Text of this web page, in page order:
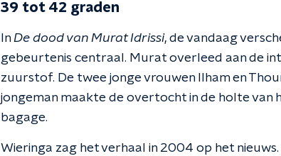
39 tot 42 graden
InDe dood van Murat Idrissi, de vandaag
gebeurtenis centraal. Murat overleed aan de
zuurstof. De twee jonge vrouwen Ilham en
jongeman maakte de overtocht in de holte van
bagage.
Wieringa zag het verhaal in 2004 op het